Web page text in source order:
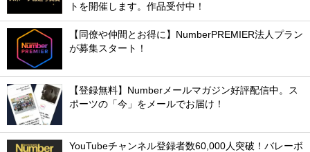
トを開催します。作品受付中！
【同僚や仲間とお得に】NumberPREMIER法人プラン
が募集スタート！
【登録無料】Numberメールマガジン好評配信中。ス
ポーツの「今」をメールでお届け！
YouTubeチャンネル登録者数60,000人突破！バレーボ